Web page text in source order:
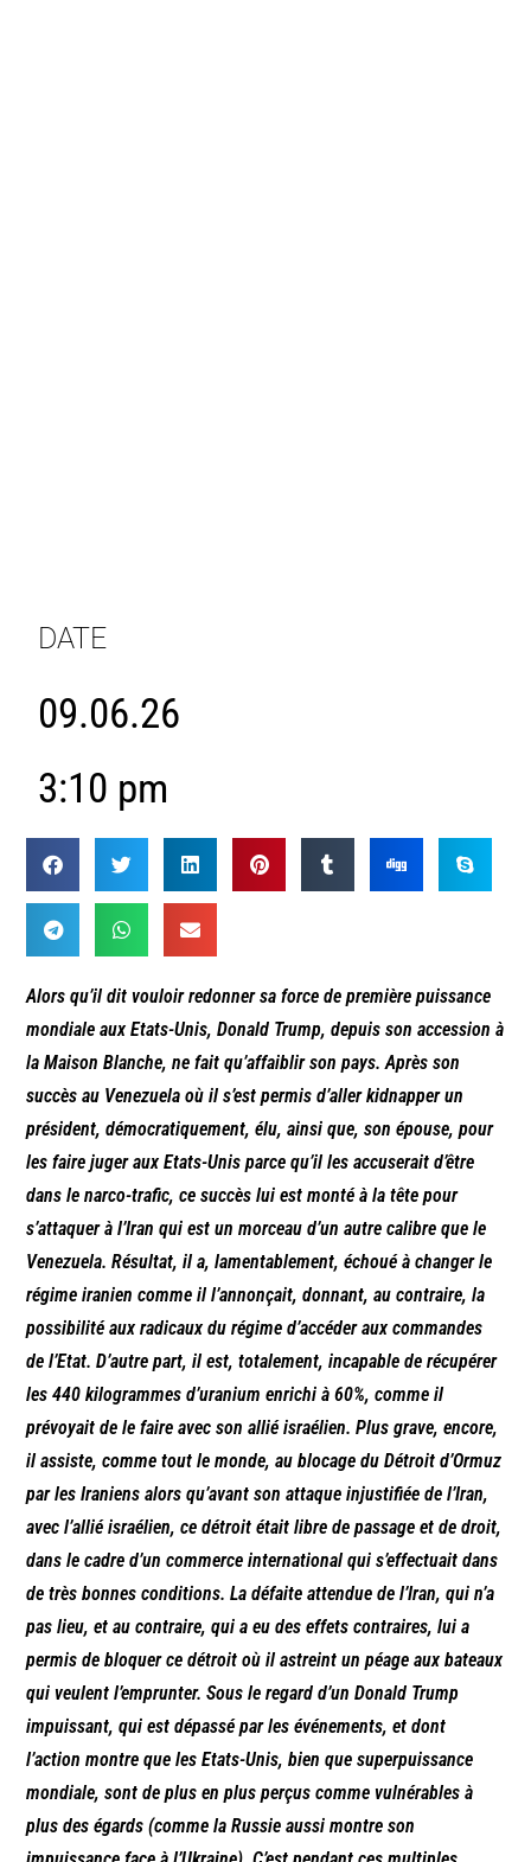
DATE
09.06.26
3:10 pm
Alors qu’il dit vouloir redonner sa force de première puissance
mondiale aux Etats-Unis, Donald Trump, depuis son accession à
la Maison Blanche, ne fait qu’affaiblir son pays. Après son
succès au Venezuela où il s’est permis d’aller kidnapper un
président, démocratiquement, élu, ainsi que, son épouse, pour
les faire juger aux Etats-Unis parce qu’il les accuserait d’être
dans le narco-trafic, ce succès lui est monté à la tête pour
s’attaquer à l’Iran qui est un morceau d’un autre calibre que le
Venezuela. Résultat, il a, lamentablement, échoué à changer le
régime iranien comme il l’annonçait, donnant, au contraire, la
possibilité aux radicaux du régime d’accéder aux commandes
de l’Etat. D’autre part, il est, totalement, incapable de récupérer
les 440 kilogrammes d’uranium enrichi à 60%, comme il
prévoyait de le faire avec son allié israélien. Plus grave, encore,
il assiste, comme tout le monde, au blocage du Détroit d’Ormuz
par les Iraniens alors qu’avant son attaque injustifiée de l’Iran,
avec l’allié israélien, ce détroit était libre de passage et de droit,
dans le cadre d’un commerce international qui s’effectuait dans
de très bonnes conditions. La défaite attendue de l’Iran, qui n’a
pas lieu, et au contraire, qui a eu des effets contraires, lui a
permis de bloquer ce détroit où il astreint un péage aux bateaux
qui veulent l’emprunter. Sous le regard d’un Donald Trump
impuissant, qui est dépassé par les événements, et dont
l’action montre que les Etats-Unis, bien que superpuissance
mondiale, sont de plus en plus perçus comme vulnérables à
plus des égards (comme la Russie aussi montre son